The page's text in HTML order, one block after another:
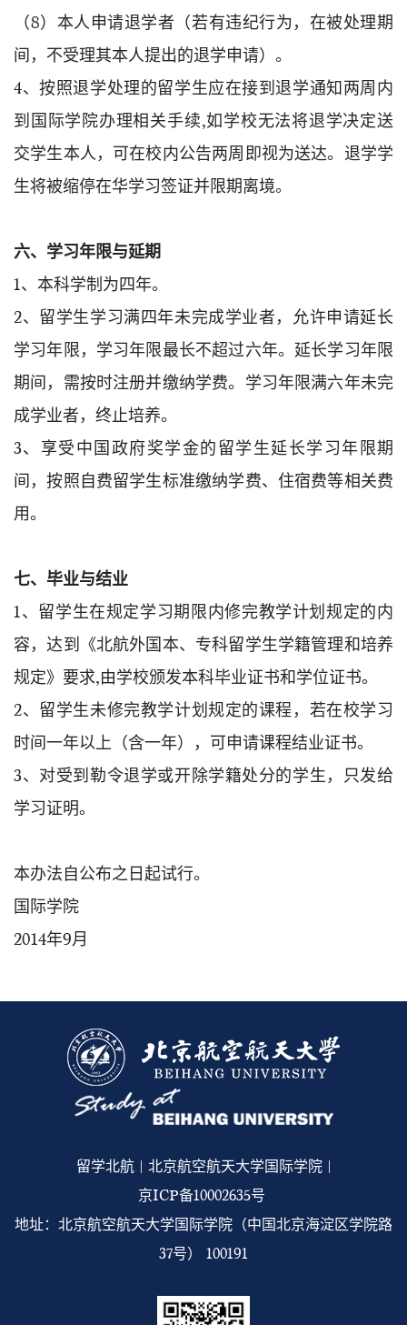
（8）本人申请退学者（若有违纪行为，在被处理期
间，不受理其本人提出的退学申请）。
4、按照退学处理的留学生应在接到退学通知两周内
到国际学院办理相关手续,如学校无法将退学决定送
交学生本人，可在校内公告两周即视为送达。退学学
生将被缩停在华学习签证并限期离境。
六、学习年限与延期
1、本科学制为四年。
2、留学生学习满四年未完成学业者，允许申请延长
学习年限，学习年限最长不超过六年。延长学习年限
期间，需按时注册并缴纳学费。学习年限满六年未完
成学业者，终止培养。
3、享受中国政府奖学金的留学生延长学习年限期
间，按照自费留学生标准缴纳学费、住宿费等相关费
用。
七、毕业与结业
1、留学生在规定学习期限内修完教学计划规定的内
容，达到《北航外国本、专科留学生学籍管理和培养
规定》要求,由学校颁发本科毕业证书和学位证书。
2、留学生未修完教学计划规定的课程，若在校学习
时间一年以上（含一年），可申请课程结业证书。
3、对受到勒令退学或开除学籍处分的学生，只发给
学习证明。
本办法自公布之日起试行。
国际学院
2014年9月
留学北航 | 北京航空航天大学国际学院 |
京ICP备10002635号
地址：北京航空航天大学国际学院（中国北京海淀区学院路
37号） 100191